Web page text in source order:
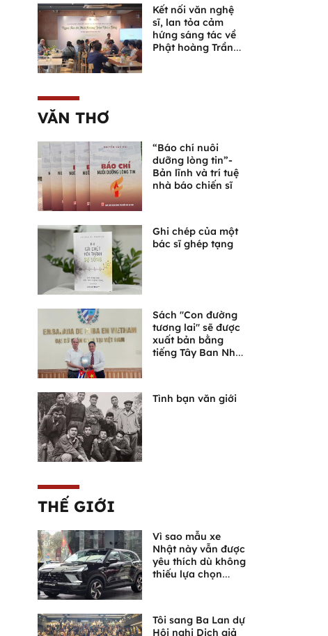
Kết nối văn nghệ
sĩ, lan tỏa cảm
hứng sáng tác về
Phật hoàng Trần
VĂN THƠ
“Báo chí nuôi
dưỡng lòng tin”-
Bản lĩnh và trí tuệ
nhà báo chiến sĩ
Ghi chép của một
bác sĩ ghép tạng
Sách "Con đường
tương lai" sẽ được
xuất bản bằng
tiếng Tây Ban Nha
Tình bạn văn giới
THẾ GIỚI
Vì sao mẫu xe
Nhật này vẫn được
yêu thích dù không
thiếu lựa chọn
Tôi sang Ba Lan dự
Hội nghị Dịch giả